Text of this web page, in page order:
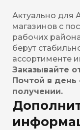
Актуально для
магазинов с
рабочих
берут
ассортименте
Заказывайте
Почтой в
получении.